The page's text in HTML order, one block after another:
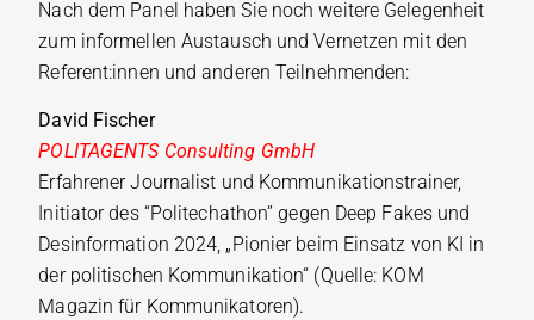
Nach dem Panel haben Sie noch weitere Gelegenheit
zum informellen Austausch und Vernetzen mit den
Referent:innen und anderen Teilnehmenden:
David Fischer
POLITAGENTS Consulting GmbH
Erfahrener Journalist und Kommunikationstrainer,
Initiator des “Politechathon” gegen Deep Fakes und
Desinformation 2024, „Pionier beim Einsatz von KI in
der politischen Kommunikation“ (Quelle: KOM
Magazin für Kommunikatoren).